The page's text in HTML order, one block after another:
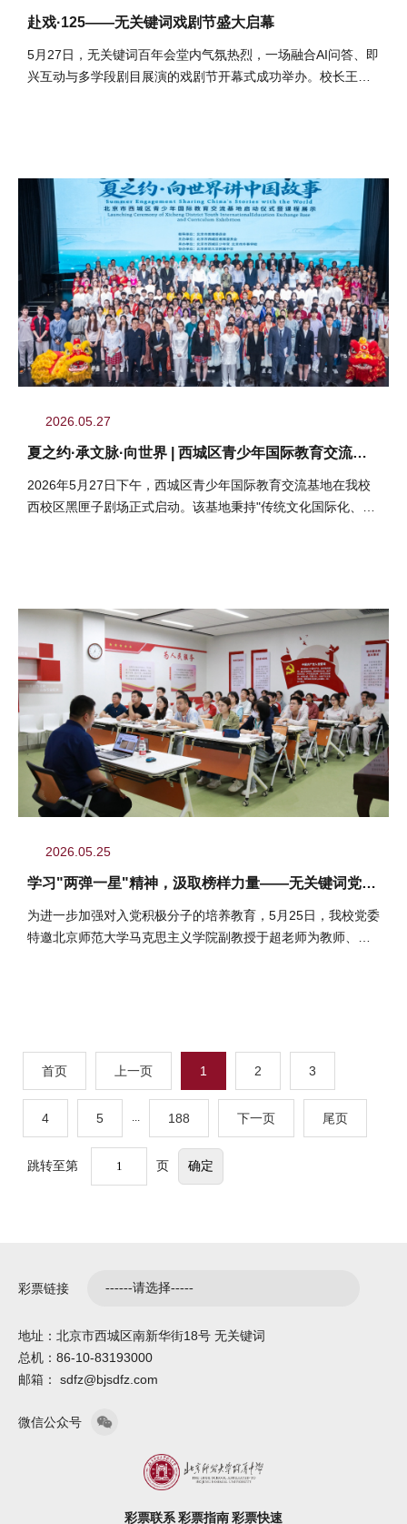
赴戏·125——无关键词戏剧节盛大启幕
5月27日，无关键词百年会堂内气氛热烈，一场融合AI问答、即
兴互动与多学段剧目展演的戏剧节开幕式成功举办。校长王莉
2026.05.27
夏之约·承文脉·向世界 | 西城区青少年国际教育交流基
地启动仪式在我校圆满举办
2026年5月27日下午，西城区青少年国际教育交流基地在我校
西校区黑匣子剧场正式启动。该基地秉持"传统文化国际化、国
2026.05.25
学习"两弹一星"精神，汲取榜样力量——无关键词党委
开展入党积极分子专题党课活动
为进一步加强对入党积极分子的培养教育，5月25日，我校党委
特邀北京师范大学马克思主义学院副教授于超老师为教师、高
首页 上一页 1 2 3
4 5 ... 188 下一页 尾页
跳转至第 页
彩票链接
地址：北京市西城区南新华街18号 无关键词
总机：86-10-83193000
邮箱： sdfz@bjsdfz.com
微信公众号
彩票联系彩票指南彩票快速